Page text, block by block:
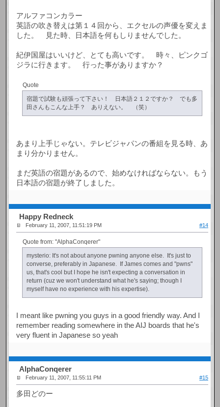
アルファコンカラー
英語の吹き替えは第１４回から、エクセルの声優を変えま
した。 見た時、日本語を何もしりませんでした。
紀伊国屋はいいけど、とても高いです。 時々、ピンクゴ
ジラに行きます。 行った事がありますか？
Quote
宿題で試験も頑張って下さい！ 日本語２１２ですか？ でも多
田さんもこんな上手？ ありえない。 （笑）
あまり上手じゃない。テレビジャパンの番組を見る時、あ
まり分かりません。
まだ英語の宿題があるので、始めなければならない。もう
日本語の宿題が終了しました。
Happy Redneck
February 11, 2007, 11:51:19 PM #14
Quote from: "AlphaConqerer"
mysterio: It's not about anyone pwning anyone else. It's just to
converse, preferably in Japanese. If James comes and "pwns"
us, that's cool but I hope he isn't expecting a conversation in
return (cuz we won't understand what he's saying; though I
myself have no experience with his expertise).
I meant like pwning you guys in a good friendly way. And I
remember reading somewhere in the AIJ boards that he's
very fluent in Japanese so yeah
AlphaConqerer
February 11, 2007, 11:55:11 PM #15
多田どのー